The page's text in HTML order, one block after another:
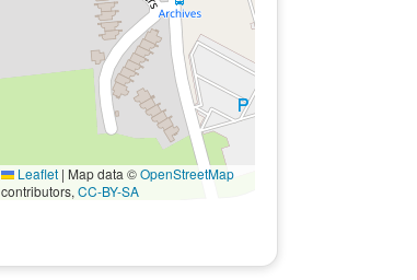
Leaflet | Map data ©OpenStreetMap
contributors,CC-BY-SA